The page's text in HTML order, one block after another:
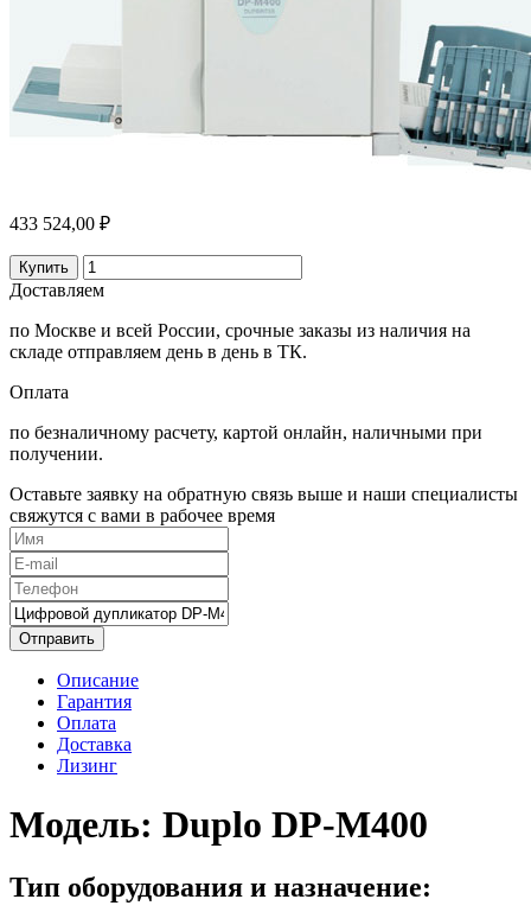
433 524,00 ₽
Купить
Доставляем
по Москве и всей России, срочные заказы из наличия на
складе отправляем день в день в ТК.
Оплата
по безналичному расчету, картой онлайн, наличными при
получении.
Оставьте заявку на обратную связь выше и наши специалисты
свяжутся с вами в рабочее время
Отправить
Описание
Гарантия
Оплата
Доставка
Лизинг
Модель: Duplo DP-M400
Тип оборудования и назначение: